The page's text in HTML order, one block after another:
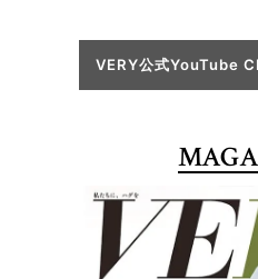
VERY公式YouTube